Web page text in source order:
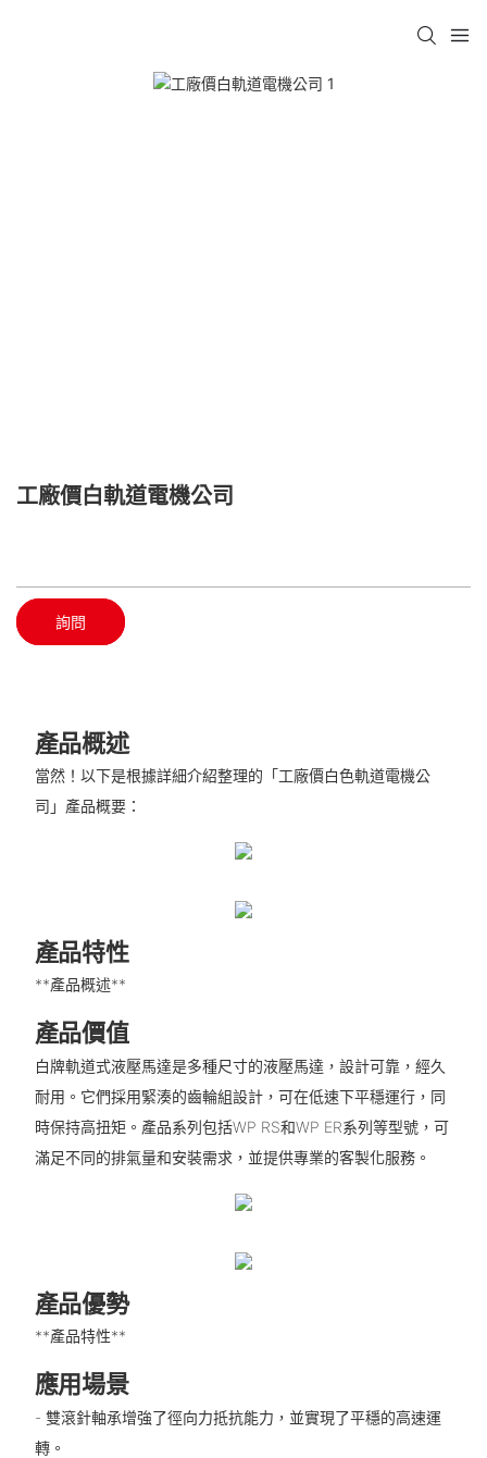
工廠價白軌道電機公司
詢問
產品概述
當然！以下是根據詳細介紹整理的「工廠價白色軌道電機公
司」產品概要：
產品特性
**產品概述**
產品價值
白牌軌道式液壓馬達是多種尺寸的液壓馬達，設計可靠，經久
耐用。它們採用緊湊的齒輪組設計，可在低速下平穩運行，同
時保持高扭矩。產品系列包括WP RS和WP ER系列等型號，可
滿足不同的排氣量和安裝需求，並提供專業的客製化服務。
產品優勢
**產品特性**
應用場景
- 雙滾針軸承增強了徑向力抵抗能力，並實現了平穩的高速運
轉。